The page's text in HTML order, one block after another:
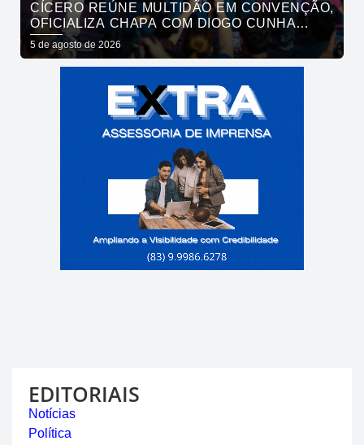
CÍCERO REÚNE MULTIDÃO EM CONVENÇÃO,
OFICIALIZA CHAPA COM DIOGO CUNHA
LIMA, VENEZIANO E ANDRÉ GADELHA E
CONVOCA PARAÍBA A DAR O PRÓXIMO
PASSO
5 de agosto de 2026
EDITORIAIS
Notícias
Política